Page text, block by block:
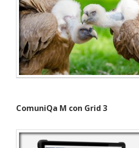
ComuniQa M con Grid 3